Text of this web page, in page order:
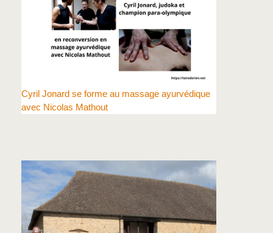
Cyril Jonard se forme au massage ayurvédique
avec Nicolas Mathout